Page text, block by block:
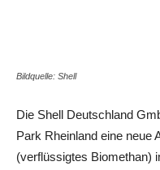
Bildquelle: Shell
Die Shell Deutschland
Park Rheinland eine neue
(verflüssigtes Biomethan)